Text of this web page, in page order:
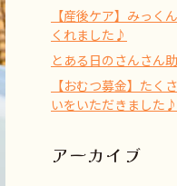
【産後ケア】みっく
くれました♪
とある日のさんさん
【おむつ募金】たく
いをいただきました♪
アーカイブ